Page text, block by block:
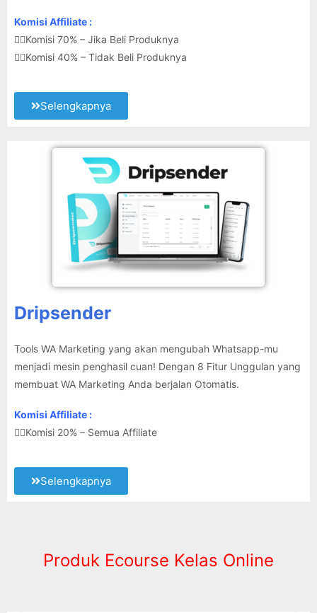
Komisi Affiliate :
👉🏽Komisi 70% – Jika Beli Produknya
👉🏽Komisi 40% – Tidak Beli Produknya
Selengkapnya
Dripsender
Tools WA Marketing yang akan mengubah Whatsapp-mu
menjadi mesin penghasil cuan! Dengan 8 Fitur Unggulan yang
membuat WA Marketing Anda berjalan Otomatis.
Komisi Affiliate :
👉🏽Komisi 20% – Semua Affiliate
Selengkapnya
Produk Ecourse Kelas Online